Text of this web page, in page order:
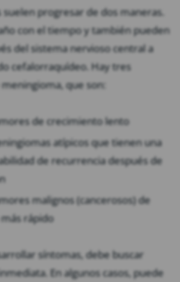
progresar de dos maneras.
con el tiempo y también pueden
del sistema nervioso central a
cefalorraquídeo. Hay tres
que son:
de crecimiento lento
atípicos que tienen una
de recurrencia después de
malignos (cancerosos) de
rápido
síntomas, debe buscar
En algunos casos, puede